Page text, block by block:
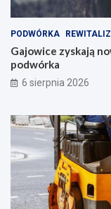
PODWÓRKA
Gajowice zyskają
podwórka
6 sierpnia 2026